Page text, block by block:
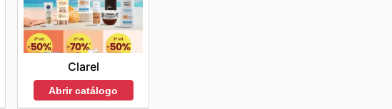
Clarel
Abrir catálogo